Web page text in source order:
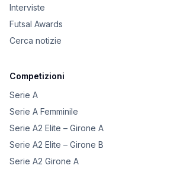
Interviste
Futsal Awards
Cerca notizie
Competizioni
Serie A
Serie A Femminile
Serie A2 Elite – Girone A
Serie A2 Elite – Girone B
Serie A2 Girone A